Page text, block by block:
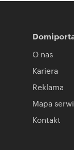
O nas
Kariera
Reklama
Mapa
Kontakt